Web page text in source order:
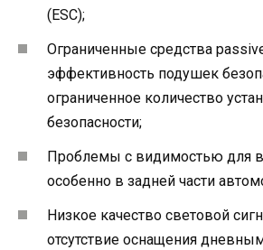
(ESC);
Ограниченные средства
эффективность подушек
ограниченное количество
безопасности;
Проблемы с видимостью для
особенно в задней части
Низкое качество световой
отсутствие оснащения